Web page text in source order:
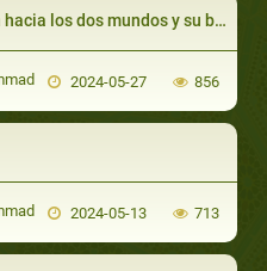
sobre quien tuviera contacto con él por la razón que fuera
2024-05-27 856
2024-05-13 713